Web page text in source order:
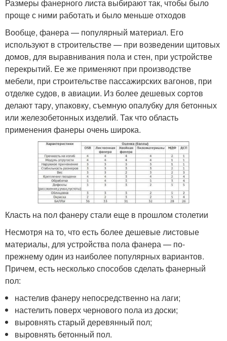
Размеры фанерного листа выбирают так, чтобы было
проще с ними работать и было меньше отходов
Вообще, фанера — популярный материал. Его
используют в строительстве — при возведении щитовых
домов, для выравнивания пола и стен, при устройстве
перекрытий. Ее же применяют при производстве
мебели, при строительстве пассажирских вагонов, при
отделке судов, в авиации. Из более дешевых сортов
делают тару, упаковку, съемную опалубку для бетонных
или железобетонных изделий. Так что область
применения фанеры очень широка.
Класть на пол фанеру стали еще в прошлом столетии
Несмотря на то, что есть более дешевые листовые
материалы, для устройства пола фанера — по-
прежнему один из наиболее популярных вариантов.
Причем, есть несколько способов сделать фанерный
пол:
настелив фанеру непосредственно на лаги;
настелить поверх чернового пола из доски;
выровнять старый деревянный пол;
выровнять бетонный пол.